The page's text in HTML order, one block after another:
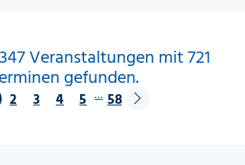
Veranstaltungen mit 721
gefunden.
2 3 4 5 … 58